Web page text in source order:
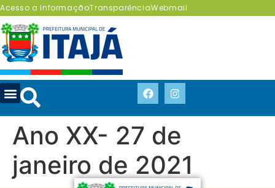
Acesso a InformaçãoTransparênciaWebmail
Ano XX- 27 de
janeiro de 2021